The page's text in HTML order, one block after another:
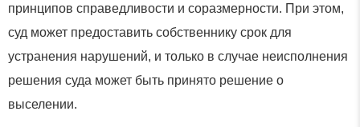
принципов справедливости и соразмерности. При этом,
суд может предоставить собственнику срок для
устранения нарушений, и только в случае неисполнения
решения суда может быть принято решение о
выселении.